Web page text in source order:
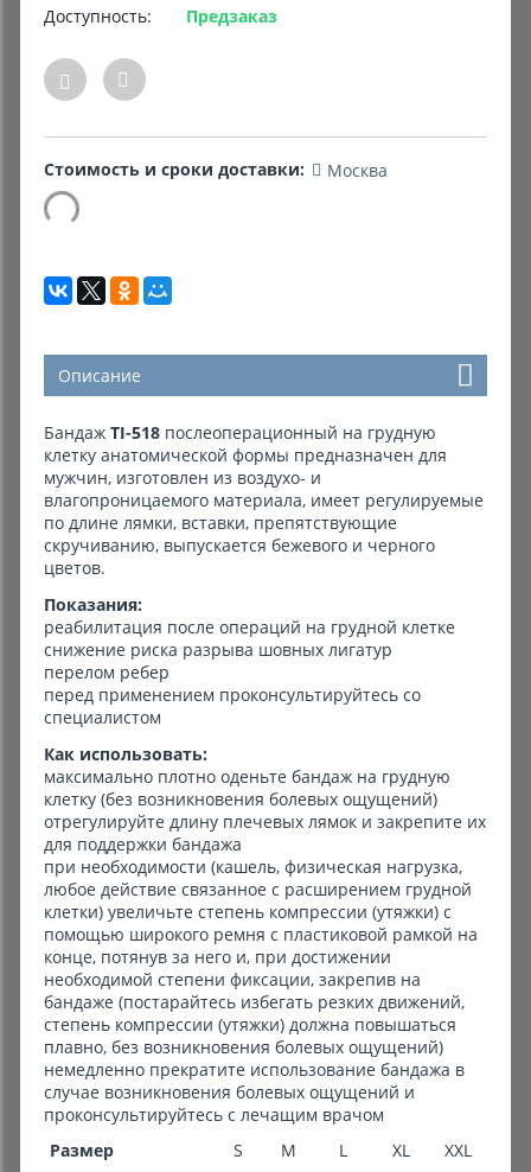
Прокат средств реабилитации
Доступность:
Предзаказ
Стоимость и сроки доставки: Москва
Описание
Бандаж TI-518 послеоперационный на грудную
клетку анатомической формы предназначен для
мужчин, изготовлен из воздухо- и
влагопроницаемого материала, имеет регулируемые
по длине лямки, вставки, препятствующие
скручиванию, выпускается бежевого и черного
цветов.
Показания:
реабилитация после операций на грудной клетке
снижение риска разрыва шовных лигатур
перелом ребер
перед применением проконсультируйтесь со
специалистом
Как использовать:
максимально плотно оденьте бандаж на грудную
клетку (без возникновения болевых ощущений)
отрегулируйте длину плечевых лямок и закрепите их
для поддержки бандажа
при необходимости (кашель, физическая нагрузка,
любое действие связанное с расширением грудной
клетки) увеличьте степень компрессии (утяжки) с
помощью широкого ремня с пластиковой рамкой на
конце, потянув за него и, при достижении
необходимой степени фиксации, закрепив на
бандаже (постарайтесь избегать резких движений,
степень компрессии (утяжки) должна повышаться
плавно, без возникновения болевых ощущений)
немедленно прекратите использование бандажа в
случае возникновения болевых ощущений и
проконсультируйтесь с лечащим врачом
Размер
S M L XL
XXL